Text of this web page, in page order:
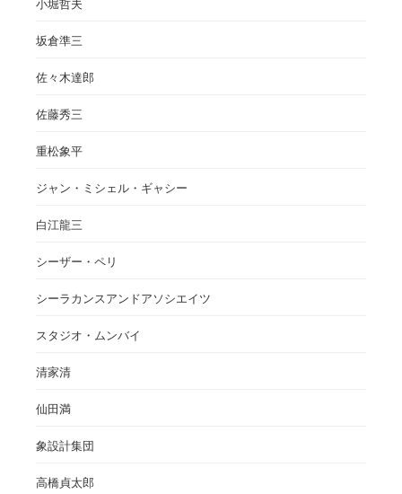
小堀哲夫
坂倉準三
佐々木達郎
佐藤秀三
重松象平
ジャン・ミシェル・ギャシー
白江龍三
シーザー・ペリ
シーラカンスアンドアソシエイツ
スタジオ・ムンバイ
清家清
仙田満
象設計集団
高橋貞太郎